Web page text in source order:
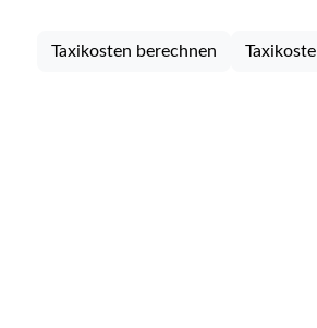
Taxikosten berechnen